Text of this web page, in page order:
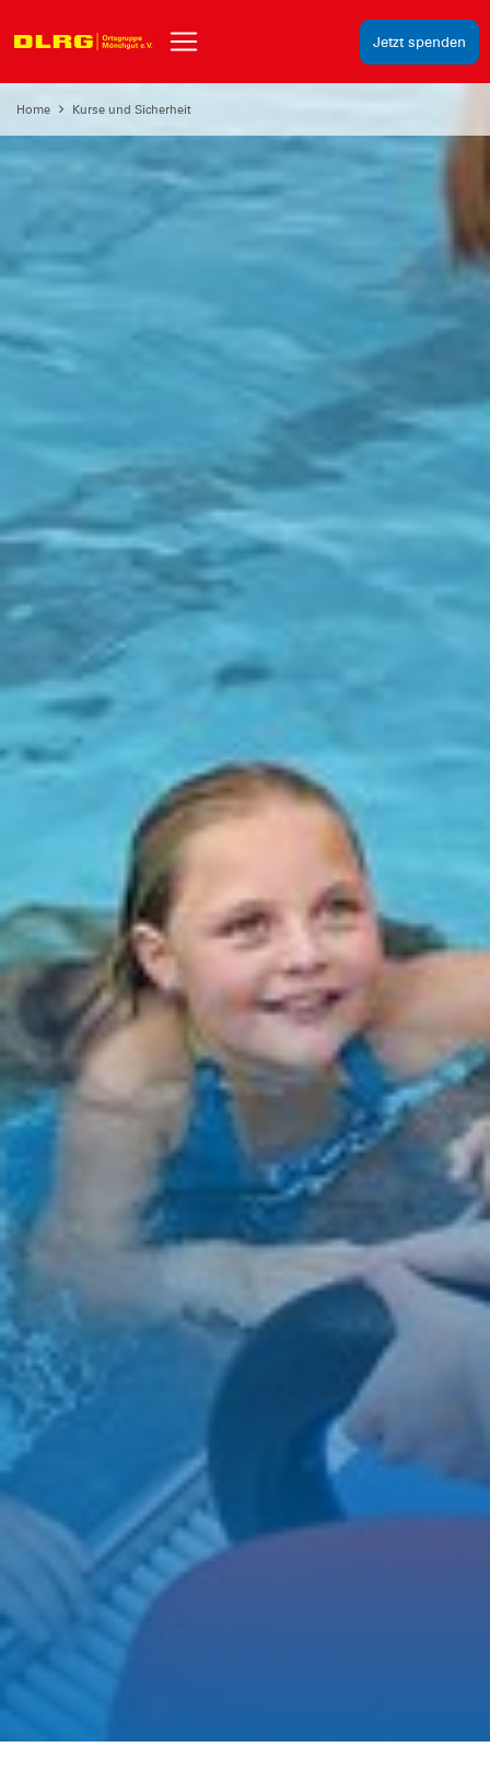
Jetzt spenden
Home Kurse und Sicherheit